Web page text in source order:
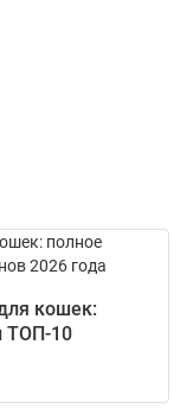
кошек:
ТОП-10